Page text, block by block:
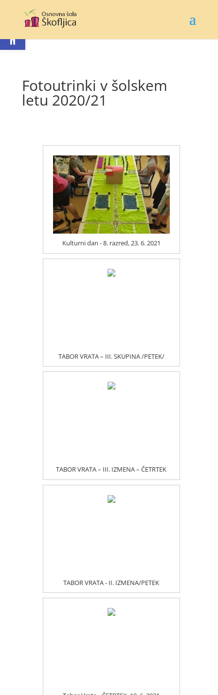
Fotoutrinki v šolskem
letu 2020/21
Kulturni dan - 8. razred, 23. 6. 2021
TABOR VRATA – III. SKUPINA /PETEK/
TABOR VRATA – III. IZMENA – ČETRTEK
TABOR VRATA - II. IZMENA/PETEK
Open toolbar